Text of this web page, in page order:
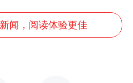
闻，阅读体验更佳